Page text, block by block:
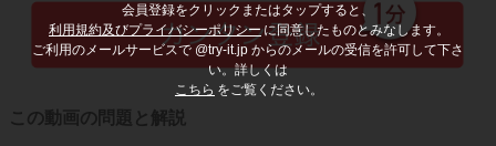
会員登録をクリックまたはタップすると、
利用規約及びプライバシーポリシー に同意したものとみなします。
ご利用のメールサービスで @try-it.jp からのメールの受信を許可して下さ
い。詳しくは
こちら をご覧ください。
この動画の問題と解説